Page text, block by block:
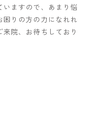
ますので、あまり悩
困りの方の力になれれ
院、お待ちしており